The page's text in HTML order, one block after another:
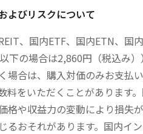
よびリスクについて
、国内ETF、国内ETN、国
下の場合は2,860円（税込み
場合は、購入対価のみお支払
料をいただくことがあります
格や収益力の変動により損失
るおそれがあります。国内イ